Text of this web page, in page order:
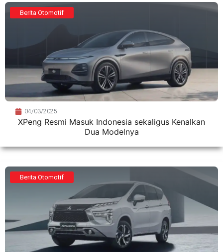
Berita Otomotif
04/03/2025
XPeng Resmi Masuk Indonesia sekaligus Kenalkan
Dua Modelnya
Berita Otomotif